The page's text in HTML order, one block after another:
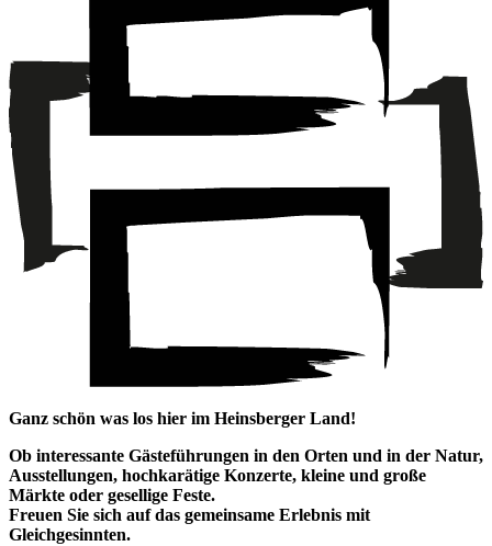
Ganz schön was los hier im Heinsberger Land!
Ob interessante Gästeführungen in den Orten und in der Natur,
Ausstellungen, hochkarätige Konzerte, kleine und große
Märkte oder gesellige Feste.
Freuen Sie sich auf das gemeinsame Erlebnis mit
Gleichgesinnten.